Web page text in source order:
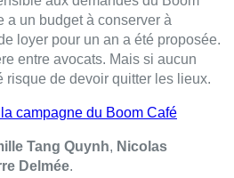
blocus s’invite dans
: “C’est
il faut se l’avouer”